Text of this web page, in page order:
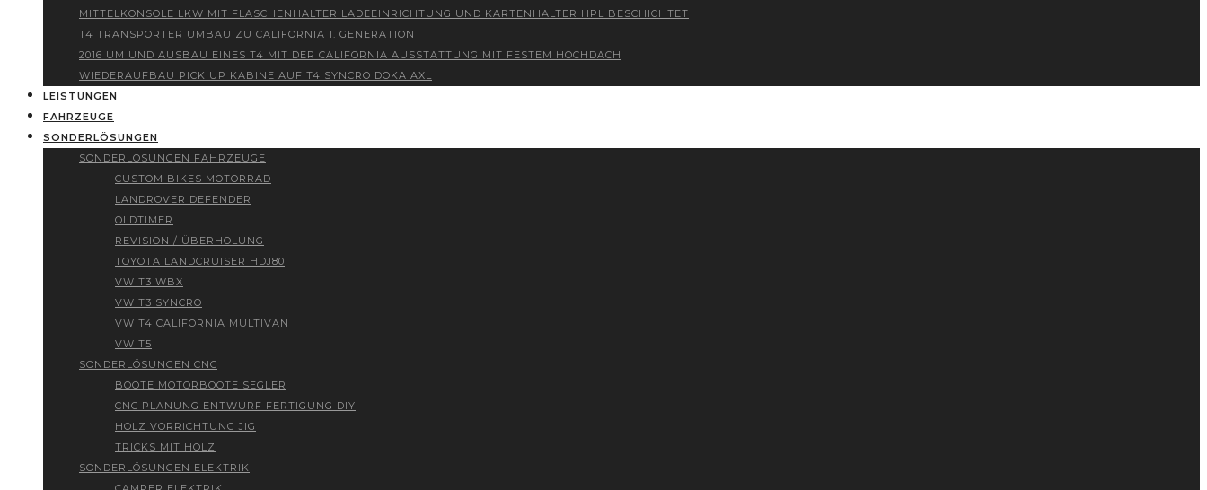
MITTELKONSOLE LKW MIT FLASCHENHALTER LADEEINRICHTUNG UND KARTENHALTER HPL BESCHICHTET
T4 TRANSPORTER UMBAU ZU CALIFORNIA 1. GENERATION
2016 UM UND AUSBAU EINES T4 MIT DER CALIFORNIA AUSSTATTUNG MIT FESTEM HOCHDACH
WIEDERAUFBAU PICK UP KABINE AUF T4 SYNCRO DOKA AXL
LEISTUNGEN
FAHRZEUGE
SONDERLÖSUNGEN
SONDERLÖSUNGEN FAHRZEUGE
CUSTOM BIKES MOTORRAD
LANDROVER DEFENDER
OLDTIMER
REVISION / ÜBERHOLUNG
TOYOTA LANDCRUISER HDJ80
VW T3 WBX
VW T3 SYNCRO
VW T4 CALIFORNIA MULTIVAN
VW T5
SONDERLÖSUNGEN CNC
BOOTE MOTORBOOTE SEGLER
CNC PLANUNG ENTWURF FERTIGUNG DIY
HOLZ VORRICHTUNG JIG
TRICKS MIT HOLZ
SONDERLÖSUNGEN ELEKTRIK